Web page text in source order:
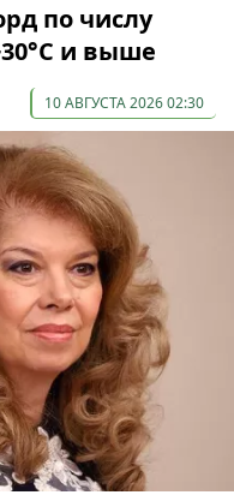
по числу
и выше
10 АВГУСТА 2026 02:30